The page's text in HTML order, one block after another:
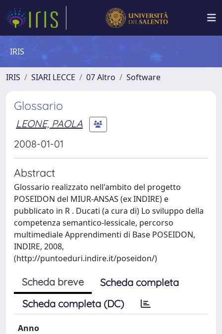
IRIS
IRIS SIARI LECCE 07 Altro Software
Glossario
LEONE, PAOLA
2008-01-01
Abstract
Glossario realizzato nell'ambito del progetto
POSEIDON del MIUR-ANSAS (ex INDIRE) e
pubblicato in R . Ducati (a cura di) Lo sviluppo della
competenza semantico-lessicale, percorso
multimediale Apprendimenti di Base POSEIDON,
INDIRE, 2008,
(http://puntoeduri.indire.it/poseidon/)
Scheda breve
Scheda completa
Scheda completa (DC)
Anno